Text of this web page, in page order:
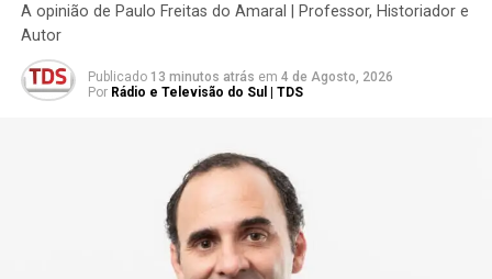
A opinião de Paulo Freitas do Amaral | Professor, Historiador e
Autor
Publicado 13 minutos atrás em 4 de Agosto, 2026
Por Rádio e Televisão do Sul | TDS